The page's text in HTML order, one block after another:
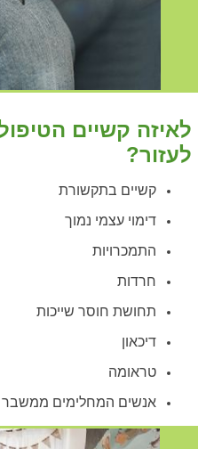
קשיים בתקשורת
דימוי עצמי נמוך
התמכרויות
חרדות
תחושת חוסר שייכות
דיכאון
טראומה
אנשים המחלימים ממשבר
לאיזה קשיים
לעזור?